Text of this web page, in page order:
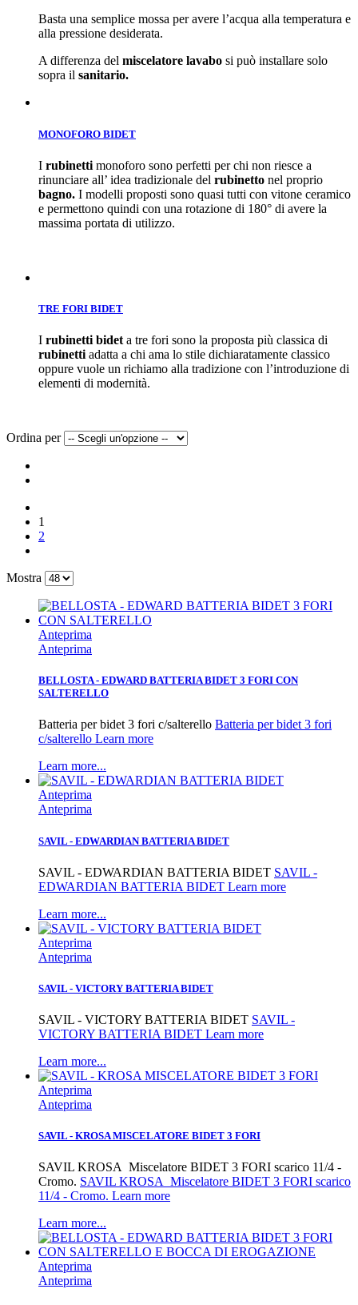
Basta una semplice mossa per avere l’acqua alla temperatura e
alla pressione desiderata.
A differenza del miscelatore lavabo si può installare solo
sopra il sanitario.
MONOFORO BIDET
I rubinetti monoforo sono perfetti per chi non riesce a
rinunciare all’ idea tradizionale del rubinetto nel proprio
bagno. I modelli proposti sono quasi tutti con vitone ceramico
e permettono quindi con una rotazione di 180° di avere la
massima portata di utilizzo.
TRE FORI BIDET
I rubinetti bidet a tre fori sono la proposta più classica di
rubinetti adatta a chi ama lo stile dichiaratamente classico
oppure vuole un richiamo alla tradizione con l’introduzione di
elementi di modernità.
Ordina per
1
2
Mostra
Anteprima
Anteprima
BELLOSTA - EDWARD BATTERIA BIDET 3 FORI CON
SALTERELLO
Batteria per bidet 3 fori c/salterello Batteria per bidet 3 fori
c/salterello Learn more
Learn more...
Anteprima
Anteprima
SAVIL - EDWARDIAN BATTERIA BIDET
SAVIL - EDWARDIAN BATTERIA BIDET SAVIL -
EDWARDIAN BATTERIA BIDET Learn more
Learn more...
Anteprima
Anteprima
SAVIL - VICTORY BATTERIA BIDET
SAVIL - VICTORY BATTERIA BIDET SAVIL -
VICTORY BATTERIA BIDET Learn more
Learn more...
Anteprima
Anteprima
SAVIL - KROSA MISCELATORE BIDET 3 FORI
SAVIL KROSA Miscelatore BIDET 3 FORI scarico 11/4 -
Cromo. SAVIL KROSA Miscelatore BIDET 3 FORI scarico
11/4 - Cromo. Learn more
Learn more...
Anteprima
Anteprima